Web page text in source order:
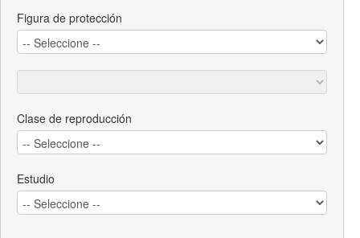
Figura de protección
Clase de reproducción
Estudio